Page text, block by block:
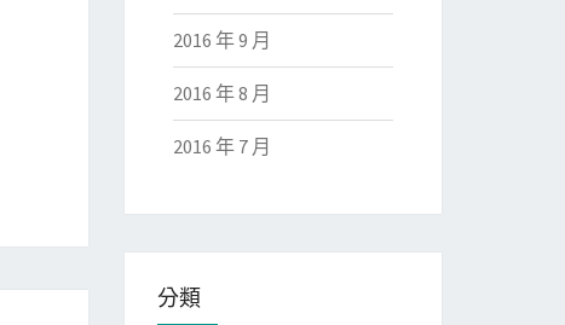
2016 年 9 月
2016 年 8 月
2016 年 7 月
分類